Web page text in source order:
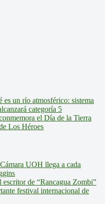
un río atmosférico: sistema
categoría 5
el Día de la Tierra
Los Héroes
UOH llega a cada
escritor de “Rancagua Zombi”
festival internacional de